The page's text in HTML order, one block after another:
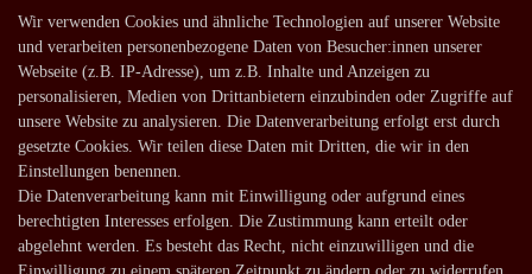
Shop
Lagerverkauf
Zahlungsarten
Versandarten und -kosten
Service
Kontakt
Wir verwenden Cookies und ähnliche Technologien auf unserer Website
und verarbeiten personenbezogene Daten von Besucher:innen unserer
Webseite (z.B. IP-Adresse), um z.B. Inhalte und Anzeigen zu
personalisieren, Medien von Drittanbietern einzubinden oder Zugriffe auf
unsere Website zu analysieren. Die Datenverarbeitung erfolgt erst durch
gesetzte Cookies. Wir teilen diese Daten mit Dritten, die wir in den
Einstellungen benennen.
Die Datenverarbeitung kann mit Einwilligung oder aufgrund eines
berechtigten Interesses erfolgen. Die Zustimmung kann erteilt oder
abgelehnt werden. Es besteht das Recht, nicht einzuwilligen und die